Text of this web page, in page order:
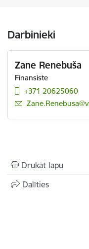
Darbinieki
Zane Renebuša
Finansiste
+371 20625060
E-pasts:
Drukāt lapu
Dalīties